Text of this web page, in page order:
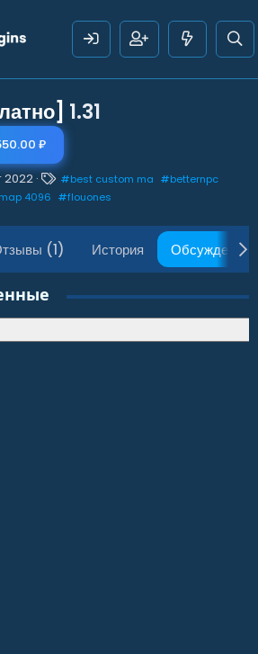
1.31
₽
2022
Т
е
и
#best custom ma #betternpc
4096 #flouones
(1) История Обсуждение